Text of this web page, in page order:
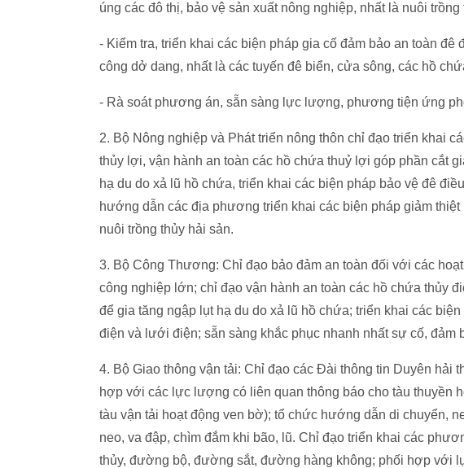
úng các đô thị, bảo vệ sản xuất nông nghiệp, nhất là nuôi trồng
- Kiểm tra, triển khai các biện pháp gia cố đảm bảo an toàn đê
công dở dang, nhất là các tuyến đê biển, cửa sông, các hồ
- Rà soát phương án, sẵn sàng lực lượng, phương tiện ứng
2. Bộ Nông nghiệp và Phát triển nông thôn chỉ đạo triển khai
thủy lợi, vận hành an toàn các hồ chứa thuỷ lợi góp phần cắt
hạ du do xả lũ hồ chứa, triển khai các biện pháp bảo vệ đê
hướng dẫn các địa phương triển khai các biện pháp giảm
nuôi trồng thủy hải sản.
3. Bộ Công Thương: Chỉ đạo bảo đảm an toàn đối với các
công nghiệp lớn; chỉ đạo vận hành an toàn các hồ chứa thủy
để gia tăng ngập lụt hạ du do xả lũ hồ chứa; triển khai các
điện và lưới điện; sẵn sàng khắc phục nhanh nhất sự cố, đảm
4. Bộ Giao thông vận tải: Chỉ đạo các Đài thông tin Duyên hải
hợp với các lực lượng có liên quan thông báo cho tàu thuyền
tàu vận tải hoạt động ven bờ); tổ chức hướng dẫn di chuyển,
neo, va đập, chìm đắm khi bão, lũ. Chỉ đạo triển khai các
thủy, đường bộ, đường sắt, đường hàng không; phối hợp với